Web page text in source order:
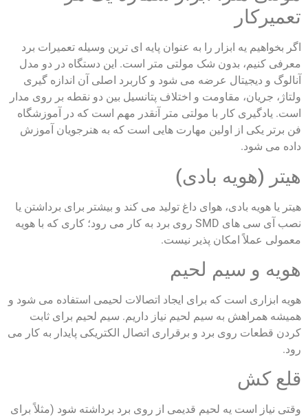
تعمیرکار
اگر بخواهیم یه ابزار را به‌ عنوان پایه‌ ای‌ ترین وسیله تعمیرات برد
معرفی کنیم، بدون شک مولتی‌ متر است. این دستگاه در دو مدل
آنالوگ و دیجیتال عرضه می‌ شود و کاربرد اصلی آن اندازه‌ گیری
ولتاژ، جریان، مقاومت و اختلاف پتانسیل بین دو نقطه بر روی مدار
است. یادگیری کار با مولتی‌ متر آنقدر مهم است که در آموزشگاه
فن برتر یکی از اولین مهارت‌ هایی‌ است که به هنرجویان آموزش
داده می‌ شود.
هیتر (هویه بادی)
هیتر یا هویه بادی، هوای داغ تولید می‌ کند و بیشتر برای برداشتن یا
نصب آی‌ سی‌ های SMD روی برد به کار می‌ رود؛ کاری که با هویه
معمولی عملاً امکان‌ پذیر نیست.
هویه و سیم لحیم
هویه ابزاری است که برای ایجاد اتصالات لحیمی استفاده می‌ شود و
همیشه همراهش به سیم لحیم نیاز داریم. سیم لحیم برای ثابت
کردن قطعات روی برد و برقراری اتصال الکتریکی پایدار به کار می‌
رود.
قلع‌ کش
وقتی نیاز است یه لحیم قدیمی از روی برد برداشته شود (مثلاً برای